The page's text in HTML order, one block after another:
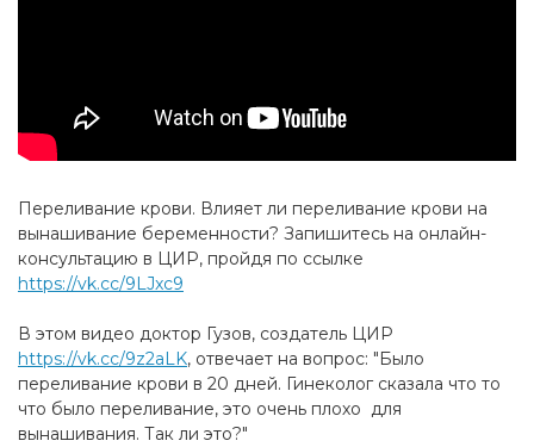
Переливание крови. Влияет ли переливание крови на
вынашивание беременности? Запишитесь на онлайн-
консультацию в ЦИР, пройдя по ссылке
https://vk.cc/9LJxc9
В этом видео доктор Гузов, создатель ЦИР
https://vk.cc/9z2aLK, отвечает на вопрос: "Было
переливание крови в 20 дней. Гинеколог сказала что то
что было переливание, это очень плохо для
вынашивания. Так ли это?"